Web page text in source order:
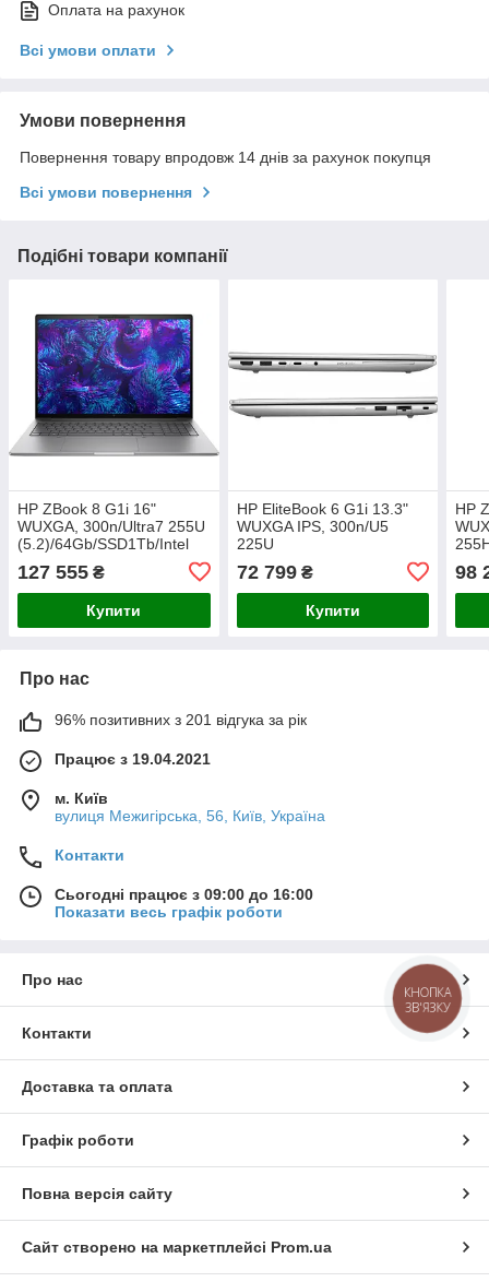
Оплата на рахунок
Всі умови оплати
Умови повернення
Повернення товару впродовж 14 днів за рахунок покупця
Всі умови повернення
Подібні товари компанії
HP ZBook 8 G1i 16"
WUXGA, 300n/Ultra7 255U
(5.2)/64Gb/SSD1Tb/Intel
127 555 ₴
Купити
HP EliteBook 6 G1i 13.3"
WUXGA IPS, 300n/U5
225U
(4.8)/32Gb/SSD1Tb/Intel
Gr/FPS/Підсв/DOS
72 799₴
Купити
HP
Arc/
98
Про нас
96% позитивних з 201 відгука за рік
Працює з 19.04.2021
м. Київ
вулиця Межигірська, 56, Київ, Україна
Контакти
Сьогодні працює з 09:00 до 16:00
Показати весь графік роботи
Про нас
Контакти
Доставка та оплата
Графік роботи
Повна версія сайту
Сайт створено на маркетплейсі Prom.ua
КНОПКА
ЗВ'ЯЗКУ